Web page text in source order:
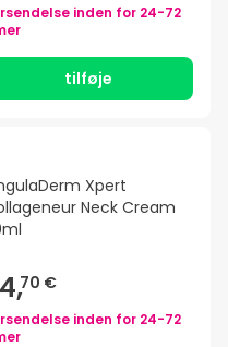
inden for 24-72
tilføje
Xpert
Neck Cream
70 €
inden for 24-72